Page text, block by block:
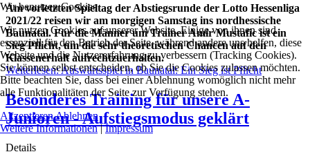
Am vorletzten Spieltag der Abstiegsrunde der Lotto Hessenliga
2021/22 reisen wir am morgigen Samstag ins nordhessische
Baunatal. Für die Männer um Trainer Amir Mustafic ist ein
Sieg Pflicht, um die sehr theoretischen Chancen auf den
Klassenerhalt aufrechtzuerhalten.
Weiterlesen: Auswärtsspiel in Baunatal: Ein Sieg ist Pflicht
Besonderes Training für unsere A-
Junioren - Aufstiegsmodus geklärt
Details
Wir benutzen Cookies
Wir nutzen Cookies auf unserer Website. Einige von ihnen sind
essenziell für den Betrieb der Seite, während andere uns helfen, diese
Website und die Nutzererfahrung zu verbessern (Tracking Cookies).
Sie können selbst entscheiden, ob Sie die Cookies zulassen möchten.
Bitte beachten Sie, dass bei einer Ablehnung womöglich nicht mehr
alle Funktionalitäten der Seite zur Verfügung stehen.
Akzeptieren Ablehnen
Weitere Informationen|Impressum